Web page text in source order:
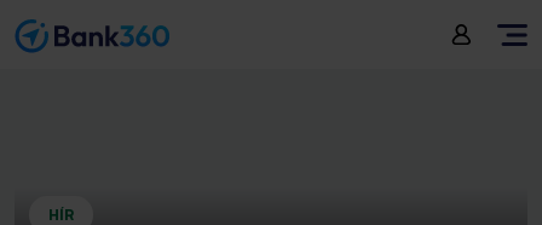
HÍR